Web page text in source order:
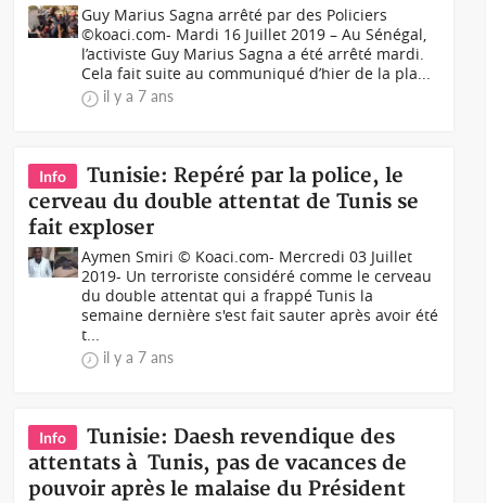
Guy Marius Sagna arrêté par des Policiers
©koaci.com- Mardi 16 Juillet 2019 – Au Sénégal,
l’activiste Guy Marius Sagna a été arrêté mardi.
Cela fait suite au communiqué d’hier de la pla...
il y a 7 ans
Info
Tunisie: Repéré par la police, le
cerveau du double attentat de Tunis se
fait exploser
Aymen Smiri © Koaci.com- Mercredi 03 Juillet
2019- Un terroriste considéré comme le cerveau
du double attentat qui a frappé Tunis la
semaine dernière s'est fait sauter après avoir été
t...
il y a 7 ans
Info
Tunisie: Daesh revendique des
attentats à Tunis, pas de vacances de
pouvoir après le malaise du Président